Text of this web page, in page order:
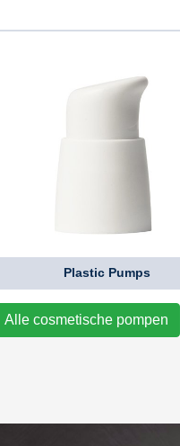
Plastic Pumps
Alle cosmetische pompen